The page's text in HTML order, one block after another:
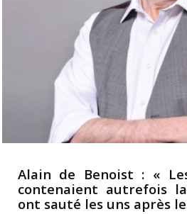
Alain de Benoist : «
contenaient autrefois
ont sauté les uns après